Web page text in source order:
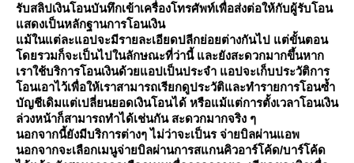
รับสลิปเงินโอนบันทึกเข้าเครื่องโทรศัพท์เพื่อส่งต่อให้กับผู้รับโอน
สดงเป็นหลักฐานการโอนเงิน
ม้ในแต่ละแอปจะมีรายละเอียดปลีกย่อยต่างกันไป แต่ขั้นตอน
ดยรวมก็จะเป็นไปในลักษณะที่ว่านี้ และยังสะดวกมากขึ้นหาก
เราใช้บริการโอนเงินด้วยแอปเป็นประจำ แอปจะเก็บประวัติการ
อนเอาไว้เพื่อให้เราสามารถเรียกดูประวัติและทำรายการโอนซ้ำ
บัญชีเดิมแต่เปลี่ยนยอดเงินโอนได้ หรือแม้แต่การตั้งเวลาโอนเงิน
ล่วงหน้าก็สามารถทำได้เช่นกัน สะดวกมากจริง ๆ
นอกจากนี้ยังมีบริการต่างๆ ไม่ว่าจะเป็นร จ่ายบิลผ่านแอพ
นอกจากจะเลือกเมนูจ่ายบิลผ่านการสแกนคิวอาร์โค้ด/บาร์โค้ด